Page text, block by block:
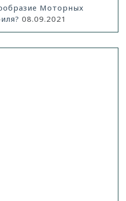
Моторных
08.09.2021